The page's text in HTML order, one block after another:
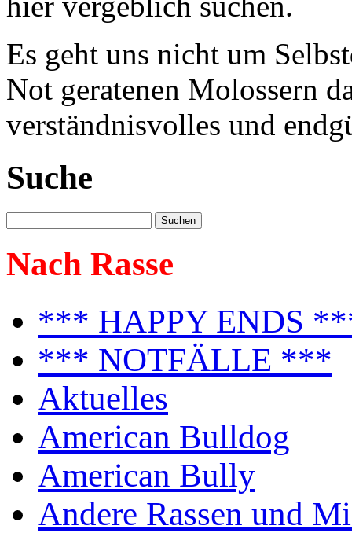
Es geht uns nicht um
Not geratenen Molossern
verständnisvolles und
Suche
Nach Rasse
*** HAPPY ENDS
*** NOTFÄLLE ***
Aktuelles
American Bulldog
American Bully
Andere Rassen und